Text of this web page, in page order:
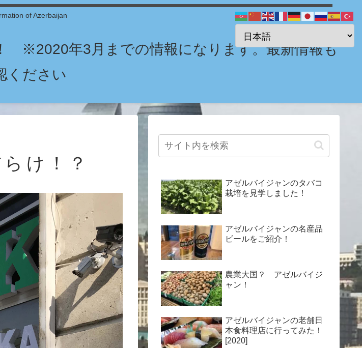
of Azerbaijan
※2020年3月までの情報になります。最新情報も
ください
け！？
アゼルバイジャンのタバコ
栽培を見学しました！
アゼルバイジャンの名産品
ビールをご紹介！
農業大国？ アゼルバイジ
ャン！
アゼルバイジャンの老舗日
本食料理店に行ってみた！
[2020]